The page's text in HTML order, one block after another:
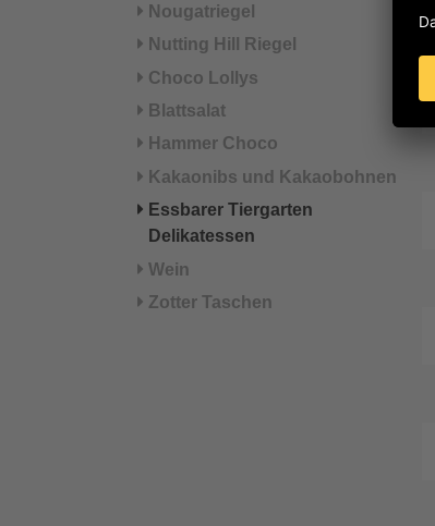
Nougatriegel
Nutting Hill Riegel
Choco Lollys
Blattsalat
Hammer Choco
Kakaonibs und Kakaobohnen
Essbarer Tiergarten
Delikatessen
Wein
Zotter Taschen